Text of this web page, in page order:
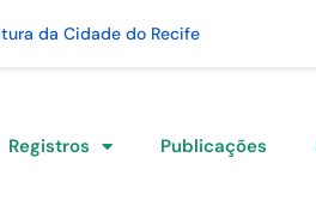
da Cidade do Recife
Registros Publicações